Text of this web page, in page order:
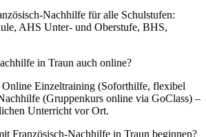
Nachhilfe für alle Schulstufen:
AHS Unter- und Oberstufe, BHS,
in Traun auch online?
Online Einzeltraining (Soforthilfe, flexibel
(Gruppenkurs online via GoClass) –
Unterricht vor Ort.
Französisch-Nachhilfe in Traun beginnen?